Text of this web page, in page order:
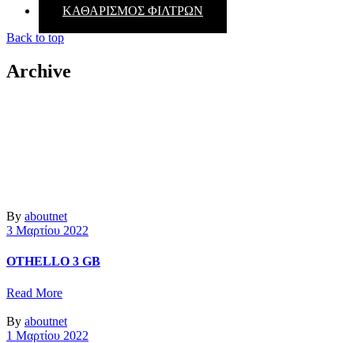
ΚΑΘΑΡΙΣΜΟΣ ΦΙΛΤΡΩΝ
Back to top
Archive
By aboutnet
3 Μαρτίου 2022
OTHELLO 3 GB
Read More
By aboutnet
1 Μαρτίου 2022